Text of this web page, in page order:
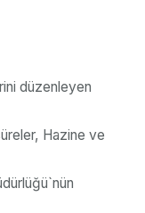
düzenleyen
Hazine ve